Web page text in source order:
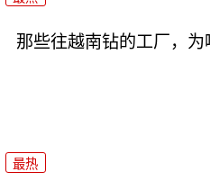
那些往越南钻的工厂，为
最热